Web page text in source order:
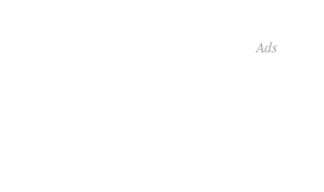
Ads